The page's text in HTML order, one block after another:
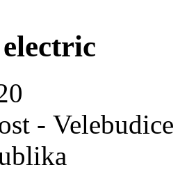
- Velebudice